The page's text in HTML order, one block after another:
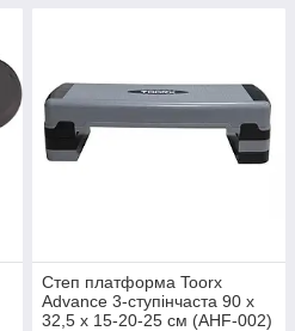
Степ платформа Toorx
Advance 3-ступінчаста 90 х
32,5 х 15-20-25 см (AHF-002)